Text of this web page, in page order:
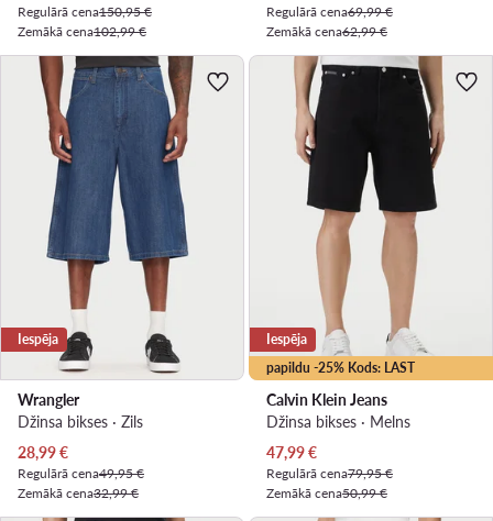
Regulārā cena150,95 €
Zemākā cena102,99 €
Regulārā cena69,99 €
Zemākā cena62,99 €
Iespēja
Wrangler
Džinsa bikses · Zils
Pašreizējā cena
28,99€
Regulārā cena49,95 €
Zemākā cena32,99 €
papildu -25% Kods: LAST
Iespēja
Calvin Klein Jeans
Džinsa bikses · Melns
Pašreizējā cena
47,99€
Regulārā cena79,95 €
Zemākā cena50,99 €